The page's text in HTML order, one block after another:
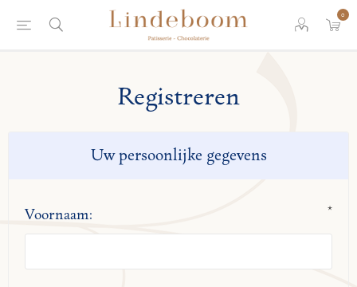
0
Registreren
Uw persoonlijke gegevens
Voornaam: *